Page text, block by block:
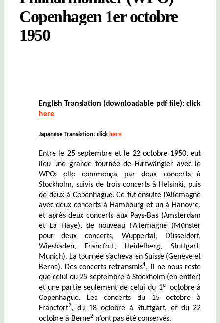
Copenhagen 1er octobre
1950
English Translation (downloadable pdf file): click
here
Japanese Translation: click here
Entre le 25 septembre et le 22 octobre 1950, eut
lieu une grande tournée de Furtwängler avec le
WPO: elle commença par deux concerts à
Stockholm, suivis de trois concerts à Helsinki, puis
de deux à Copenhague. Ce fut ensuite l’Allemagne
avec deux concerts à Hambourg et un à Hanovre,
et après deux concerts aux Pays-Bas (Amsterdam
et La Haye), de nouveau l’Allemagne (Münster
pour deux concerts, Wuppertal, Düsseldorf,
Wiesbaden, Francfort, Heidelberg, Stuttgart,
Munich). La tournée s’acheva en Suisse (Genève et
Berne). Des concerts retransmis1, il ne nous reste
que celui du 25 septembre à Stockholm (en entier)
et une partie seulement de celui du 1er octobre à
Copenhague. Les concerts du 15 octobre à
Francfort2, du 18 octobre à Stuttgart, et du 22
octobre à Berne2n’ont pas été conservés.